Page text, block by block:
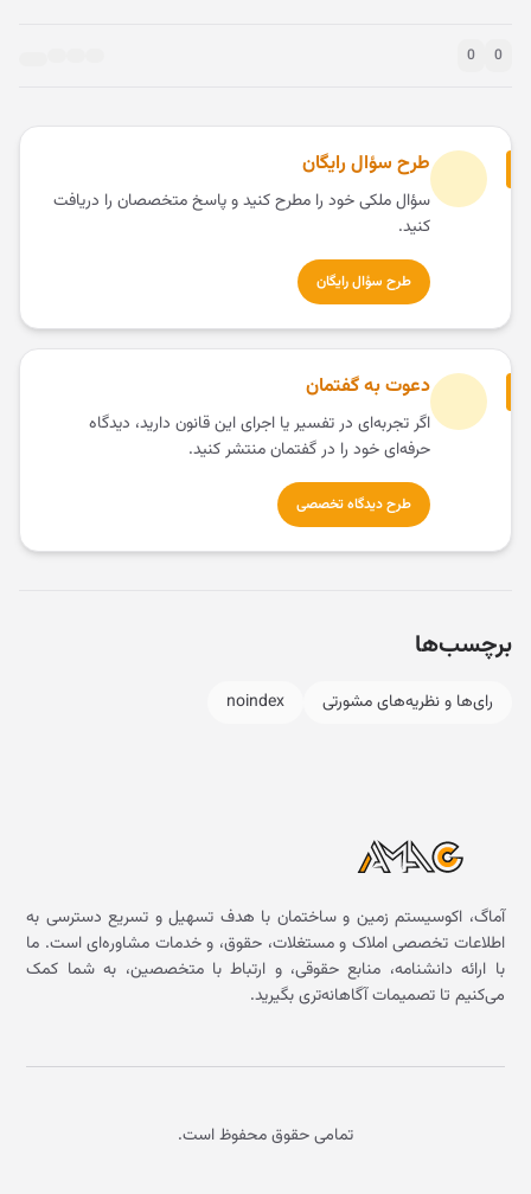
0
0
طرح سؤال رایگان
سؤال ملکی خود را مطرح کنید و پاسخ متخصصان را دریافت
کنید.
طرح سؤال رایگان
دعوت به گفتمان
اگر تجربه‌ای در تفسیر یا اجرای این قانون دارید، دیدگاه
حرفه‌ای خود را در گفتمان منتشر کنید.
طرح دیدگاه تخصصی
برچسب‌ها
رای‌ها و نظریه‌های مشورتی noindex
آماگ، اکوسیستم زمین و ساختمان با هدف تسهیل و تسریع دسترسی به
اطلاعات تخصصی املاک و مستغلات، حقوق، و خدمات مشاوره‌ای است. ما
با ارائه دانشنامه، منابع حقوقی، و ارتباط با متخصصین، به شما کمک
می‌کنیم تا تصمیمات آگاهانه‌تری بگیرید.
تمامی حقوق محفوظ است.